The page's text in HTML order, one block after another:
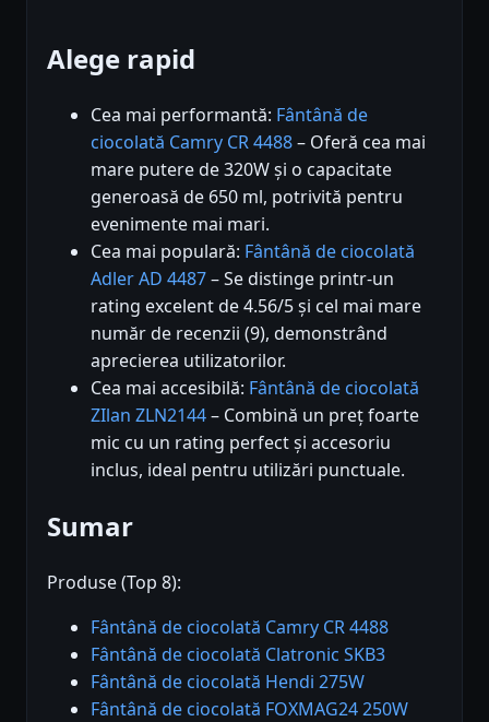
Alege rapid
Cea mai performantă: Fântână de
ciocolată Camry CR 4488– Oferă cea mai
mare putere de 320W și o capacitate
generoasă de 650 ml, potrivită pentru
evenimente mai mari.
Cea mai populară: Fântână de ciocolată
Adler AD 4487– Se distinge printr-un
rating excelent de 4.56/5 și cel mai mare
număr de recenzii (9), demonstrând
aprecierea utilizatorilor.
Cea mai accesibilă: Fântână de ciocolată
ZIlan ZLN2144– Combină un preț foarte
mic cu un rating perfect și accesoriu
inclus, ideal pentru utilizări punctuale.
Sumar
Produse (Top 8):
Fântână de ciocolată Camry CR 4488
Fântână de ciocolată Clatronic SKB3
Fântână de ciocolată Hendi 275W
Fântână de ciocolată FOXMAG24 250W